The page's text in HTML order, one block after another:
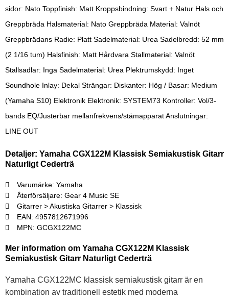
sidor: Nato Toppfinish: Matt Kroppsbindning: Svart + Natur Hals och
Greppbräda Halsmaterial: Nato Greppbräda Material: Valnöt
Greppbrädans Radie: Platt Sadelmaterial: Urea Sadelbredd: 52 mm
(2 1/16 tum) Halsfinish: Matt Hårdvara Stallmaterial: Valnöt
Stallsadlar: Inga Sadelmaterial: Urea Plektrumskydd: Inget
Soundhole Inlay: Dekal Strängar: Diskanter: Hög / Basar: Medium
(Yamaha S10) Elektronik Elektronik: SYSTEM73 Kontroller: Vol/3-
bands EQ/Justerbar mellanfrekvens/stämapparat Anslutningar:
LINE OUT
Detaljer: Yamaha CGX122M Klassisk Semiakustisk Gitarr
Naturligt Cederträ
Varumärke: Yamaha
Återförsäljare: Gear 4 Music SE
Gitarrer > Akustiska Gitarrer > Klassisk
EAN: 4957812671996
MPN: GCGX122MC
Mer information om Yamaha CGX122M Klassisk
Semiakustisk Gitarr Naturligt Cederträ
Yamaha CGX122MC klassisk semiakustisk gitarr är en
kombination av traditionell estetik med moderna